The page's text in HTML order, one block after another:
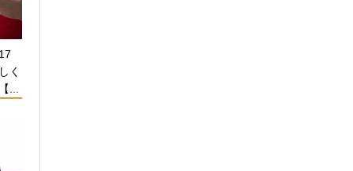
く
...